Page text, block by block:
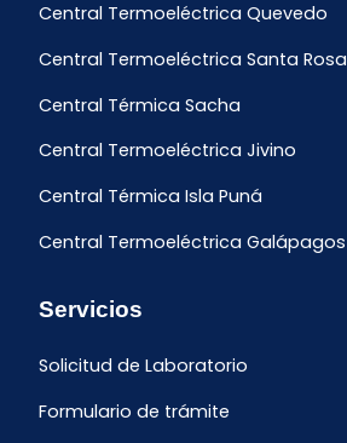
Central Termoeléctrica Quevedo
Central Termoeléctrica Santa Rosa
Central Térmica Sacha
Central Termoeléctrica Jivino
Central Térmica Isla Puná
Central Termoeléctrica Galápagos
Servicios
Solicitud de Laboratorio
Formulario de trámite